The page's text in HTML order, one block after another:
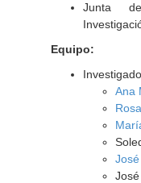
Junta
Equipo:
Ana